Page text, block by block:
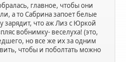
главное, чтобы они
а то Сабрина запоет белые
зарядит, что аж Лиз с Юркой
вобнимку- веселуха! (это,
но все же их за одним
чтобы и поболтать можно